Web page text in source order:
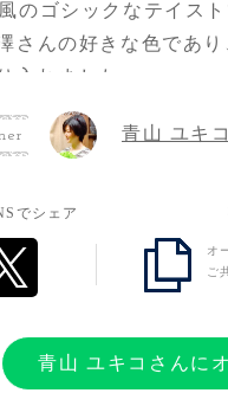
のゴシックなテイス
さんの好きな色であ
入れました。
い
青山 ユキコ
でシェア
オ
ご
青山 ユキコさんに